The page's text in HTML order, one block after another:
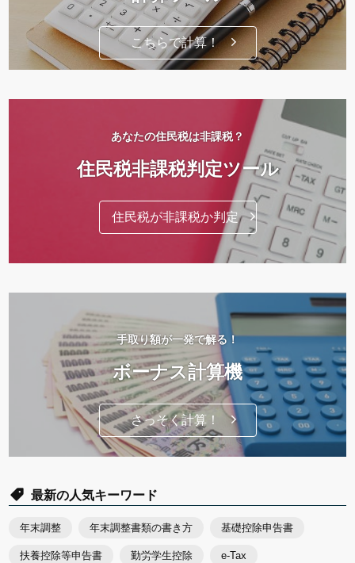
こちらで計算！
あなたの住民税は非課税？
住民税非課税判定ツール
住民税が非課税か判定
手取り額が一発で解る！
ボーナス計算機
さっそく計算！
最新の人気キーワード
年末調整 年末調整書類の書き方 基礎控除申告書
扶養控除等申告書 勤労学生控除 e-Tax